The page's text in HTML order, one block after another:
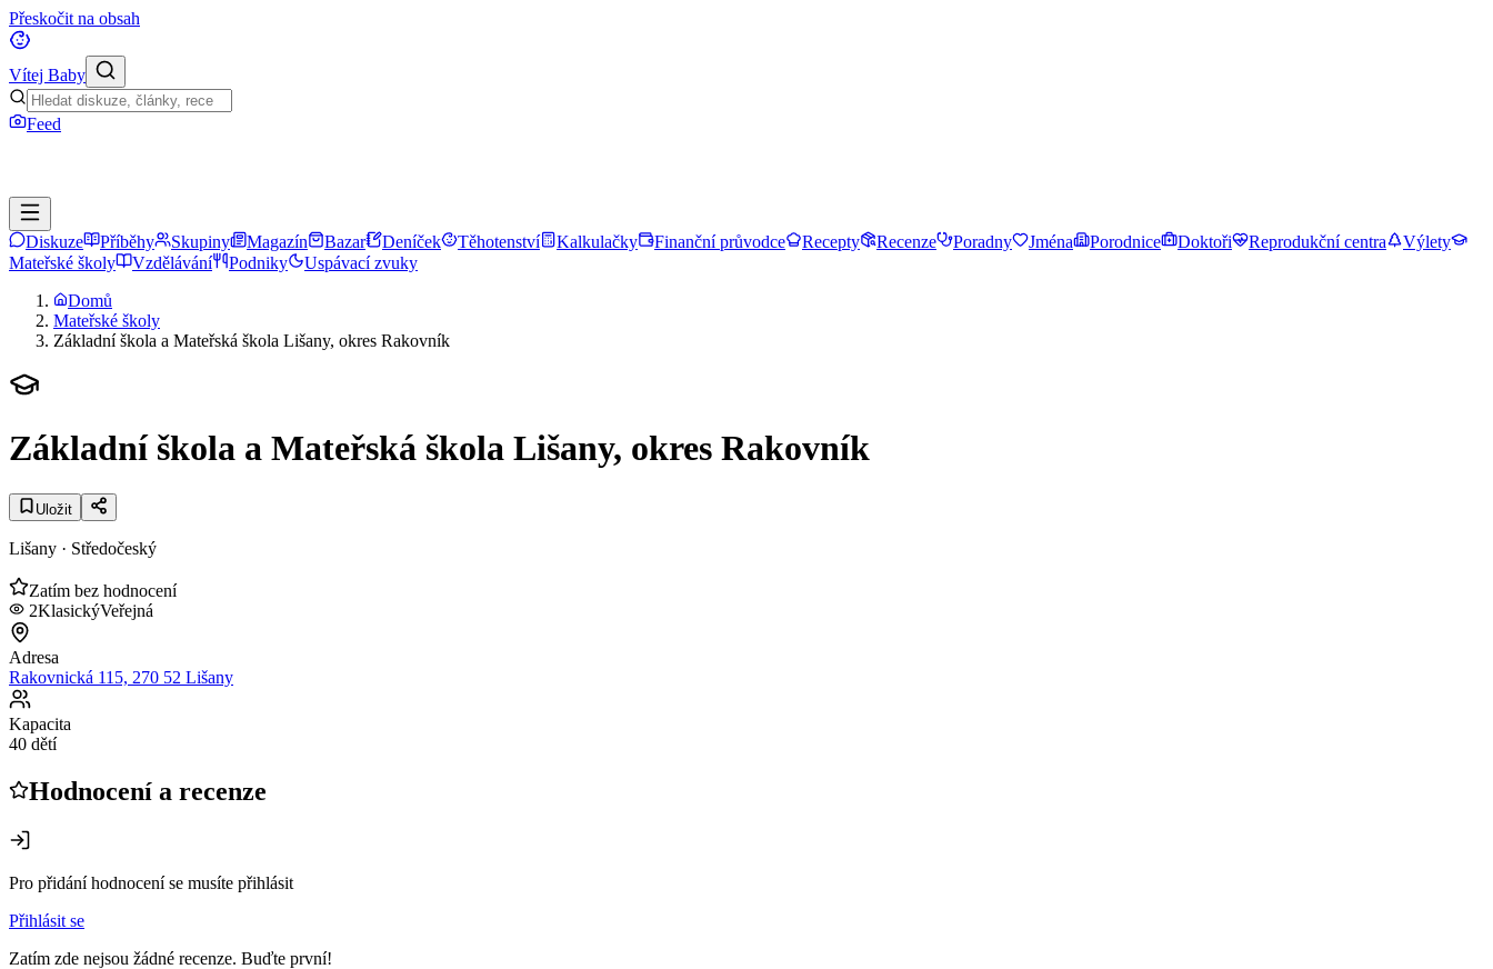
Přeskočit na obsah
Vítej Baby
Feed
Diskuze Příběhy Skupiny Magazín Bazar Deníček Těhotenství Kalkulačky Finanční průvodce Recepty Recenze Poradny Jména Porodnice Doktoři Reprodukční centra
Výlety
Mateřské školy
Vzdělávání Podniky
Uspávací zvuky
Domů
Mateřské školy
Základní škola a Mateřská škola Lišany, okres Rakovník
Základní škola a Mateřská škola Lišany, okres Rakovník
Uložit
Lišany · Středočeský
Zatím bez hodnocení
2KlasickýVeřejná
Adresa
Rakovnická 115, 270 52 Lišany
Kapacita
40 dětí
Hodnocení a recenze
Pro přidání hodnocení se musíte přihlásit
Přihlásit se
Zatím zde nejsou žádné recenze. Buďte první!